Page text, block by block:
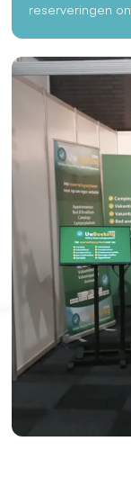
reserveringen